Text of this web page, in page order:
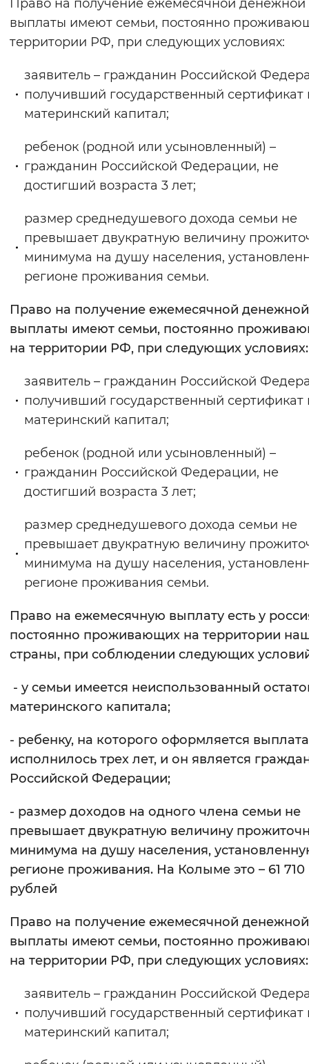
Изображения
Включены Выключены
Звуковой ассистент
Воспроизвести Остановить
Вернуть стандартные настройки
Право на получение ежемесячной денежной
выплаты имеют семьи, постоянно
территории РФ, при следующих условиях:
заявитель – гражданин Российской
получивший государственный сертификат
материнский капитал;
ребенок (родной или усыновленный) –
гражданин Российской Федерации, не
достигший возраста 3 лет;
размер среднедушевого дохода семьи не
превышает двукратную величину
минимума на душу населения,
регионе проживания семьи.
Право на получение ежемесячной денежной
выплаты имеют семьи, постоянно
на территории РФ, при следующих условиях:
заявитель – гражданин Российской
получивший государственный сертификат
материнский капитал;
ребенок (родной или усыновленный) –
гражданин Российской Федерации, не
достигший возраста 3 лет;
размер среднедушевого дохода семьи не
превышает двукратную величину
минимума на душу населения,
регионе проживания семьи.
Право на ежемесячную выплату есть у
постоянно проживающих на территории
страны, при соблюдении следующих
- у семьи имеется неиспользованный
материнского капитала;
- ребенку, на которого оформляется
исполнилось трех лет, и он является
Российской Федерации;
- размер доходов на одного члена семьи не
превышает двукратную величину
минимума на душу населения,
регионе проживания. На Колыме это – 61 710
рублей
Право на получение ежемесячной денежной
выплаты имеют семьи, постоянно
на территории РФ, при следующих условиях:
заявитель – гражданин Российской
получивший государственный сертификат
материнский капитал;